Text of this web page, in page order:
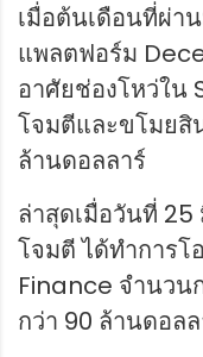
เมื่อต้นเดือนที่ผ่า
แพลตฟอร์ม
อาศัยช่องโหว่ใ
โจมตีและขโมยสิ
ล้านดอลลาร์
ล่าสุดเมื่อวันที่
โจมตี ได้ทำการ
Finance จำนวน
กว่า 90 ล้านดอล